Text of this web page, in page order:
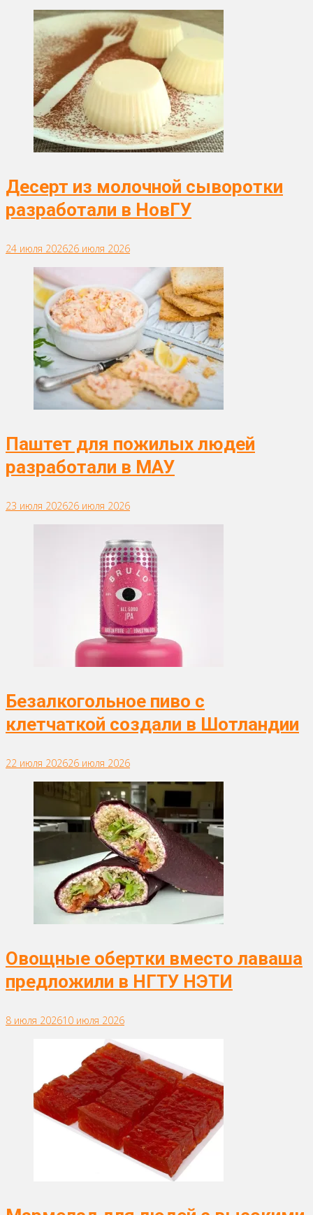
Десерт из молочной сыворотки
разработали в НовГУ
24 июля 202626 июля 2026
Паштет для пожилых людей
разработали в МАУ
23 июля 202626 июля 2026
Безалкогольное пиво с
клетчаткой создали в Шотландии
22 июля 202626 июля 2026
Овощные обертки вместо лаваша
предложили в НГТУ НЭТИ
8 июля 202610 июля 2026